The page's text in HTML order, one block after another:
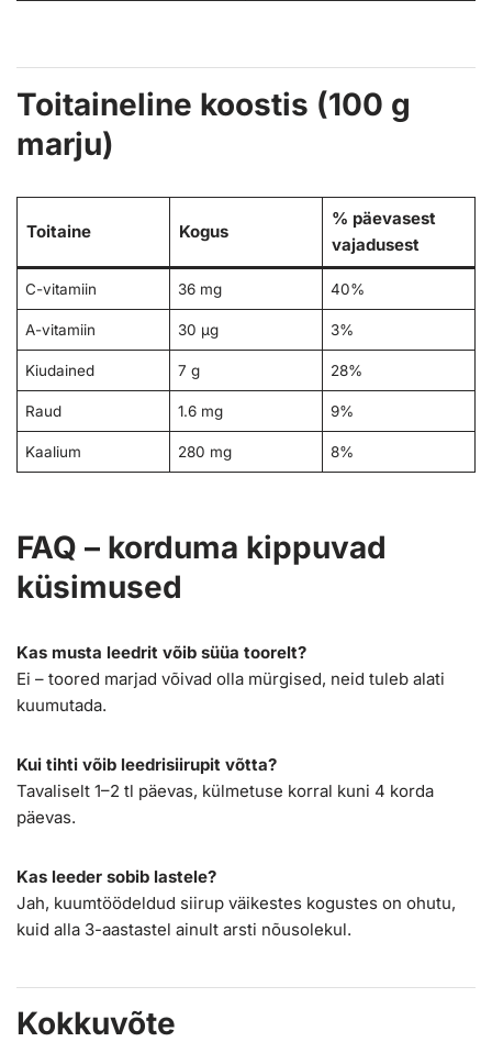
Toitaineline koostis (100 g
marju)
Toitaine Kogus
% päevasest
vajadusest
C-vitamiin 36 mg 40%
A-vitamiin 30 µg 3%
Kiudained 7 g 28%
Raud 1.6 mg 9%
Kaalium 280 mg 8%
FAQ – korduma kippuvad
küsimused
Kas musta leedrit võib süüa toorelt?
Ei – toored marjad võivad olla mürgised, neid tuleb alati
kuumutada.
Kui tihti võib leedrisiirupit võtta?
Tavaliselt 1–2 tl päevas, külmetuse korral kuni 4 korda
päevas.
Kas leeder sobib lastele?
Jah, kuumtöödeldud siirup väikestes kogustes on ohutu,
kuid alla 3-aastastel ainult arsti nõusolekul.
Kokkuvõte